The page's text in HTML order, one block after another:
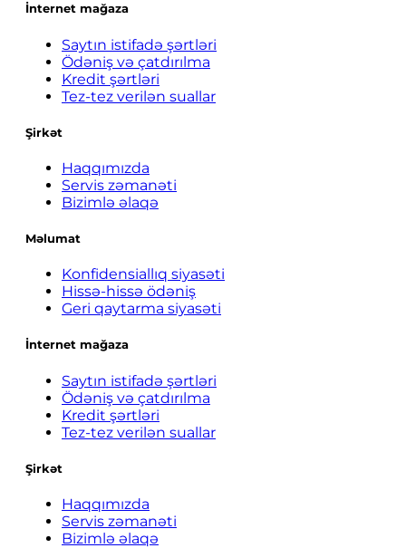
İnternet mağaza
Saytın istifadə şərtləri
Ödəniş və çatdırılma
Kredit şərtləri
Tez-tez verilən suallar
Şirkət
Haqqımızda
Servis zəmanəti
Bizimlə əlaqə
Məlumat
Konfidensiallıq siyasəti
Hissə-hissə ödəniş
Geri qaytarma siyasəti
İnternet mağaza
Saytın istifadə şərtləri
Ödəniş və çatdırılma
Kredit şərtləri
Tez-tez verilən suallar
Şirkət
Haqqımızda
Servis zəmanəti
Bizimlə əlaqə